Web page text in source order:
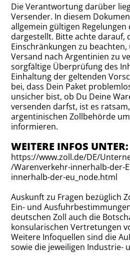
Die Verantwortung darüber
Versender. In diesem
allgemein gültigen Regelungen
dargestellt. Bitte achte darauf,
Einschränkungen zu
Versand nach Argentinien zu
sorgfältige Überprüfung des
Einhaltung der geltenden
bei, dass Dein Paket
unsicher bist, ob Du Deine
versenden darfst, ist es
argentinischen Zollbehörde
informieren.
WEITERE INFOS UNTER:
https://www.zoll.de/DE/
/Warenverkehr-innerhalb-der-
innerhalb-der-eu_node.html
Auskunft zu Fragen bezüglich
Ein- und
deutschen Zoll auch die
konsularischen Vertretungen
Weitere Infoquellen sind die
sowie die jeweiligen Industrie-